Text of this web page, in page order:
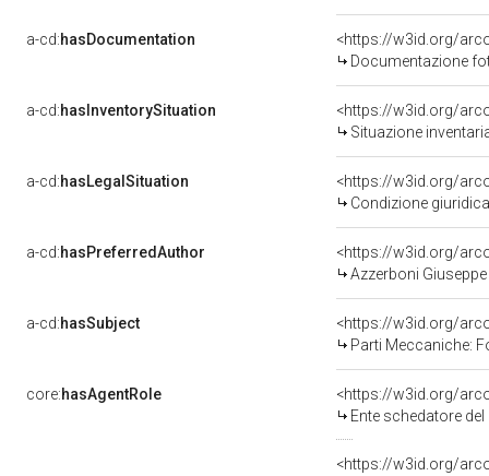
a-cd:hasDocumentation
Documentazione
a-cd:hasInventorySituation
<https://w3id.org/
Situazione
a-cd:hasLegalSituation
<https://w3id.org/
Condizione
a-cd:hasPreferredAuthor
<https://w3id.org/
Azzerboni
a-cd:hasSubject
<https://w3id.org/
Parti Meccaniche:
core:hasAgentRole
<https://w3id.org/
Ente schedatore
<https://w3id.org/